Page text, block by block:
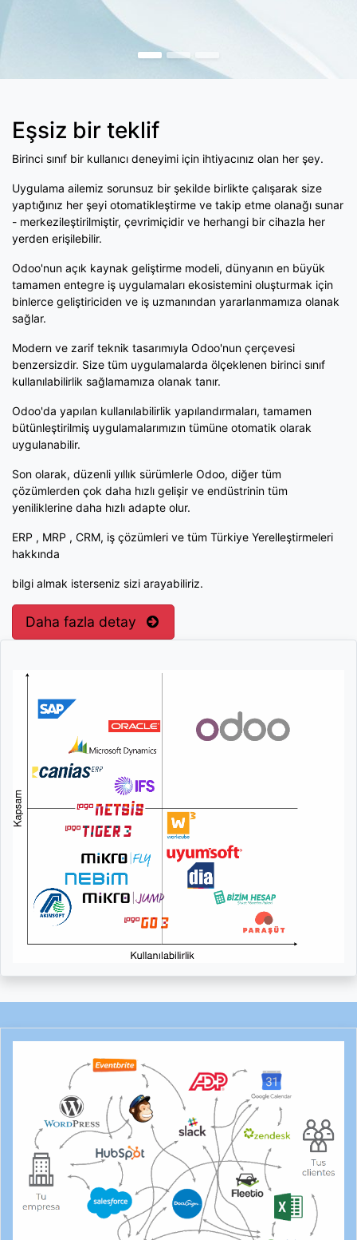
Eşsiz bir teklif
Birinci sınıf bir kullanıcı deneyimi için ihtiyacınız olan her şey.
Uygulama ailemiz sorunsuz bir şekilde birlikte çalışarak size
yaptığınız her şeyi otomatikleştirme ve takip etme olanağı sunar
- merkezileştirilmiştir, çevrimiçidir ve herhangi bir cihazla her
yerden erişilebilir.
Odoo'nun açık kaynak geliştirme modeli, dünyanın en büyük
tamamen entegre iş uygulamaları ekosistemini oluşturmak için
binlerce geliştiriciden ve iş uzmanından yararlanmamıza olanak
sağlar.
Modern ve zarif teknik tasarımıyla Odoo'nun çerçevesi
benzersizdir. Size tüm uygulamalarda ölçeklenen birinci sınıf
kullanılabilirlik sağlamamıza olanak tanır.
Odoo'da yapılan kullanılabilirlik yapılandırmaları, tamamen
bütünleştirilmiş uygulamalarımızın tümüne otomatik olarak
uygulanabilir.
Son olarak, düzenli yıllık sürümlerle Odoo, diğer tüm
çözümlerden çok daha hızlı gelişir ve endüstrinin tüm
yeniliklerine daha hızlı adapte olur.
ERP , MRP , CRM, iş çözümleri ve tüm Türkiye Yerelleştirmeleri
hakkında
bilgi almak isterseniz sizi arayabiliriz.
Daha fazla detay